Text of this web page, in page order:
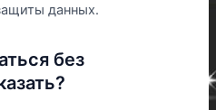
данных.
без